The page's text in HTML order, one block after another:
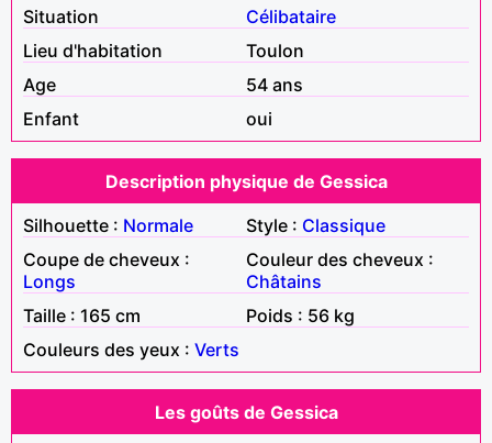
Situation
Célibataire
Lieu d'habitation
Toulon
Age
54 ans
Enfant
oui
Description physique de Gessica
Silhouette : Normale Style : Classique
Coupe de cheveux :
Longs
Couleur des cheveux :
Châtains
Taille : 165 cm
Poids : 56 kg
Couleurs des yeux : Verts
Les goûts de Gessica